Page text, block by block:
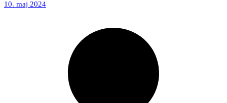
10. maj 2024